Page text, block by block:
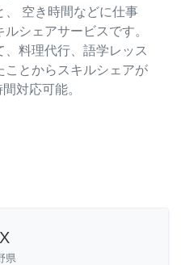
、 空き時間などに仕事
シェアサービスです。
料理代行、語学レッス
ことからスキルシェアが
対応可能。
県